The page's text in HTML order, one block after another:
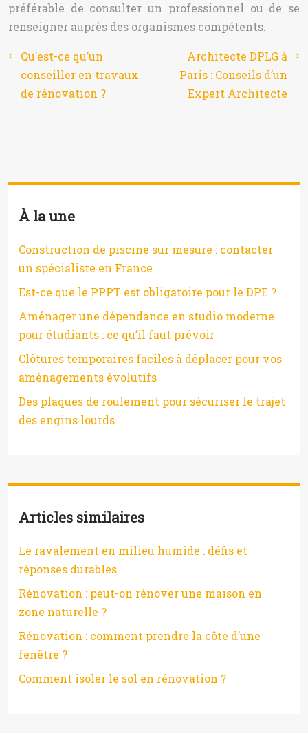
préférable de consulter un professionnel ou de se
renseigner auprès des organismes compétents.
Qu’est-ce qu’un
conseiller en travaux
de rénovation ?
Architecte DPLG à
Paris : Conseils d’un
Expert Architecte
À la une
Construction de piscine sur mesure : contacter
un spécialiste en France
Est-ce que le PPPT est obligatoire pour le DPE ?
Aménager une dépendance en studio moderne
pour étudiants : ce qu’il faut prévoir
Clôtures temporaires faciles à déplacer pour vos
aménagements évolutifs
Des plaques de roulement pour sécuriser le trajet
des engins lourds
Articles similaires
Le ravalement en milieu humide : défis et
réponses durables
Rénovation : peut-on rénover une maison en
zone naturelle ?
Rénovation : comment prendre la côte d’une
fenêtre ?
Comment isoler le sol en rénovation ?